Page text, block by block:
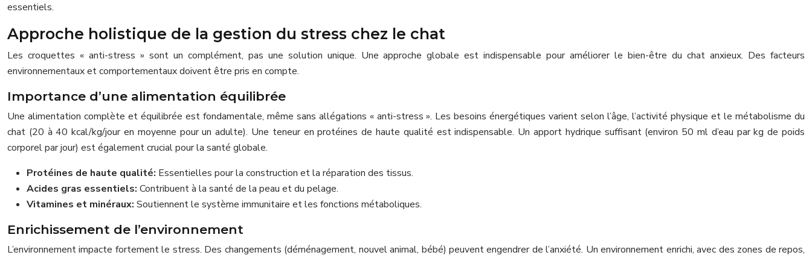
essentiels.
Approche holistique de la gestion du stress chez le chat
Les croquettes « anti-stress » sont un complément, pas une solution unique. Une approche globale est indispensable pour améliorer le bien-être du chat anxieux. Des facteurs
environnementaux et comportementaux doivent être pris en compte.
Importance d’une alimentation équilibrée
Une alimentation complète et équilibrée est fondamentale, même sans allégations « anti-stress ». Les besoins énergétiques varient selon l’âge, l’activité physique et le métabolisme du
chat (20 à 40 kcal/kg/jour en moyenne pour un adulte). Une teneur en protéines de haute qualité est indispensable. Un apport hydrique suffisant (environ 50 ml d’eau par kg de poids
corporel par jour) est également crucial pour la santé globale.
Protéines de haute qualité: Essentielles pour la construction et la réparation des tissus.
Acides gras essentiels: Contribuent à la santé de la peau et du pelage.
Vitamines et minéraux: Soutiennent le système immunitaire et les fonctions métaboliques.
Enrichissement de l’environnement
L’environnement impacte fortement le stress. Des changements (déménagement, nouvel animal, bébé) peuvent engendrer de l’anxiété. Un environnement enrichi, avec des zones de repos,